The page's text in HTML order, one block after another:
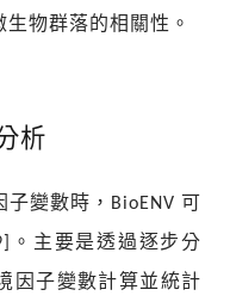
物群落的相關性。
析
變數時， BioENV 可
。主要是透過逐步分
因子變數計算並統計